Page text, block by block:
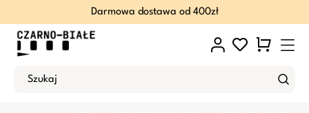
Darmowa dostawa od 400zł